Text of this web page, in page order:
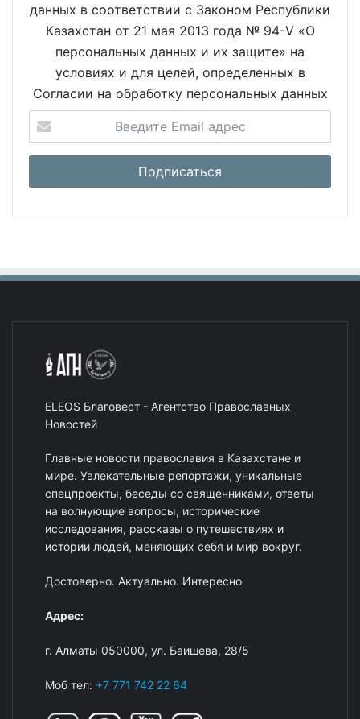
данных в соответствии с Законом Республики
Казахстан от 21 мая 2013 года № 94-V «О
персональных данных и их защите» на
условиях и для целей, определенных в
Согласии на обработку персональных данных
ELEOS Благовест - Агентство Православных
Новостей
Главные новости православия в Казахстане и
мире. Увлекательные репортажи, уникальные
спецпроекты, беседы со священниками, ответы
на волнующие вопросы, исторические
исследования, рассказы о путешествиях и
истории людей, меняющих себя и мир вокруг.
Достоверно. Актуально. Интересно
Адрес:
г. Алматы 050000, ул. Баишева, 28/5
Моб тел: +7 771 742 22 64